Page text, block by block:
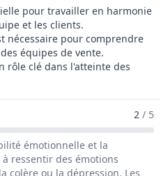
pour travailler en harmonie
et les clients.
nécessaire pour comprendre
équipes de vente.
rôle clé dans l'atteinte des
De Chef / Cheffe
2 / 5
émotionnelle et la
ressentir des émotions
colère ou la dépression. Les